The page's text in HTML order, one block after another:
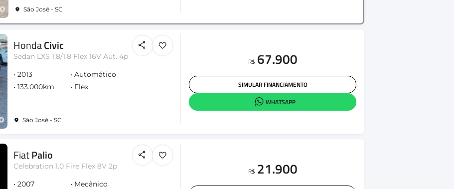
São José - SC
HondaCivic
Sedan LXS 1.8/1.8 Flex 16V Aut. 4p
2013
Automático
133.000km
Flex
São José - SC
R$ 67.900
SIMULAR FINANCIAMENTO
WHATSAPP
FiatPalio
Celebration 1.0 Fire Flex 8V 2p
2007
Mecânico
R$ 21.900